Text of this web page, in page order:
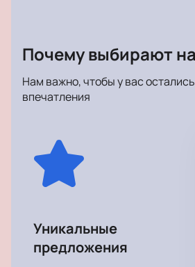
отличного настроения,
Самое передовое световое и
оборудование позволит вам
Почему выбирают
Нам важно, чтобы у вас
впечатления
Уникальные
предложения